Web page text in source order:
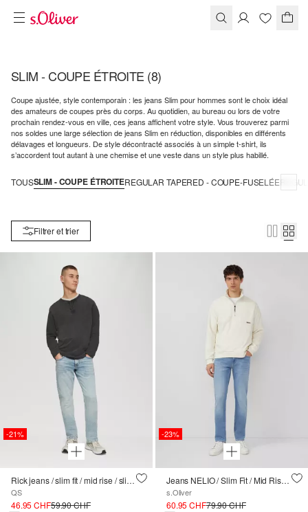
SLIM - COUPE ÉTROITE (8)
Coupe ajustée, style contemporain : les jeans Slim pour hommes sont le choix idéal
des amateurs de coupes près du corps. Au quotidien, au bureau ou lors de votre
prochain rendez-vous en ville, ces jeans affichent votre style. Vous trouverez parmi
nos soldes une large sélection de jeans Slim en réduction, disponibles en différents
délavages et longueurs. De style décontracté associés à un simple t-shirt, ils
s’accordent tout autant à une chemise et une veste dans un style plus habillé.
TOUSSLIM - COUPE ÉTROITEREGULAR TAPERED - COUPE-FUSELÉE
Filtrer et trier
-21%
Rick jeans / slim fit / mid rise / slim leg
QS
46.95 CHF59.90 CHF
-23%
Jeans NELIO / Slim Fit / Mid Rise / Slim Leg
s.Oliver
60.95 CHF79.90 CHF